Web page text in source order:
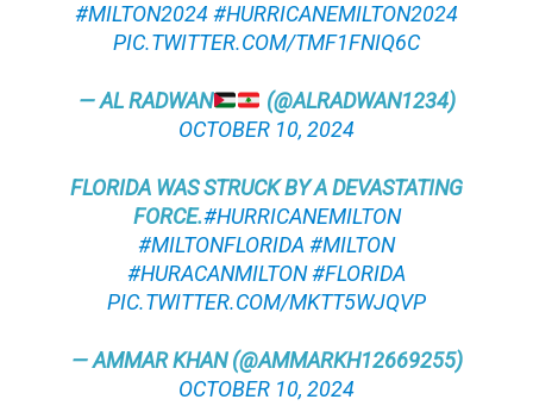
#MILTON2024#HURRICANEMILTON2024
PIC.TWITTER.COM/TMF1FNIQ6C
— AL RADWAN
(@ALRADWAN1234)
OCTOBER 10, 2024
FLORIDA WAS STRUCK BY A DEVASTATING
FORCE.#HURRICANEMILTON
#MILTONFLORIDA #MILTON
#HURACANMILTON#FLORIDA
PIC.TWITTER.COM/MKTT5WJQVP
— AMMAR KHAN (@AMMARKH12669255)
OCTOBER 10, 2024